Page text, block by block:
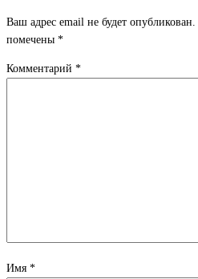
Ваш адрес email не будет опубликован.
помечены *
Комментарий *
Имя *